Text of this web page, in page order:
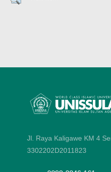
Jl. Raya Kaligawe KM 4
3302202D2011823